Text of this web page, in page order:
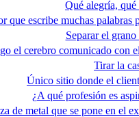
Qué alegría,
que escribe muchas palabras
Separar el
el cerebro comunicado con
Tirar la
Único sitio donde el
¿A qué profesión es
de metal que se pone en el